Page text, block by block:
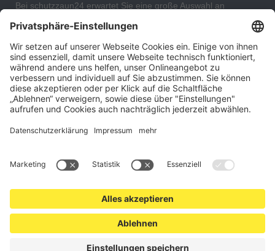
Bei schutzzaun24 erwartet Sie eine große Auswahl an
Schutzgittern, Schutzeinrichtungen, Absturzsicherungen und
auch Ihr Wohngebäude optimal organisieren und sichern
können. An unserem Versandlager bevorraten wir ein großes
Sortiment von Lagerartikeln, welche innerhalb von 48 Stunden
versandbereit sind.
Cookie-Einstellungen Über uns
freibleibend. Solange der Vorrat reicht.
© 2026 schutzzaun24.at